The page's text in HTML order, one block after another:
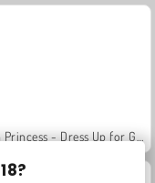
Fashion Princess - Dress Up for Girls